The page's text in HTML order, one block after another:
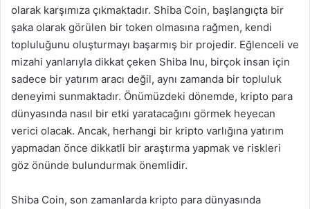
olarak karşımıza çıkmaktadır. Shiba Coin, başlangıçta bir
şaka olarak görülen bir token olmasına rağmen, kendi
topluluğunu oluşturmayı başarmış bir projedir. Eğlenceli ve
mizahi yanlarıyla dikkat çeken Shiba Inu, birçok insan için
sadece bir yatırım aracı değil, aynı zamanda bir topluluk
deneyimi sunmaktadır. Önümüzdeki dönemde, kripto para
dünyasında nasıl bir etki yaratacağını görmek heyecan
verici olacak. Ancak, herhangi bir kripto varlığına yatırım
yapmadan önce dikkatli bir araştırma yapmak ve riskleri
göz önünde bulundurmak önemlidir.
Shiba Coin, son zamanlarda kripto para dünyasında